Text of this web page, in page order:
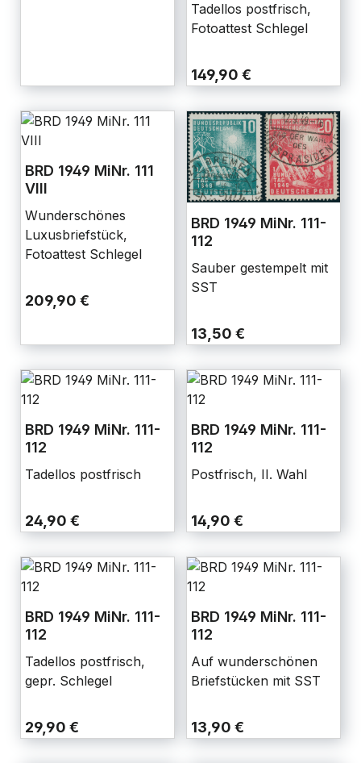
Tadellos postfrisch,
Fotoattest Schlegel
149,90 €
BRD 1949 MiNr. 111
VIII
Wunderschönes
Luxusbriefstück,
Fotoattest Schlegel
209,90 €
BRD 1949 MiNr. 111-
112
Sauber gestempelt mit
SST
13,50 €
BRD 1949 MiNr. 111-
112
Tadellos postfrisch
24,90 €
BRD 1949 MiNr. 111-
112
Postfrisch, II. Wahl
14,90 €
BRD 1949 MiNr. 111-
112
Tadellos postfrisch,
gepr. Schlegel
29,90 €
BRD 1949 MiNr. 111-
112
Auf wunderschönen
Briefstücken mit SST
13,90 €